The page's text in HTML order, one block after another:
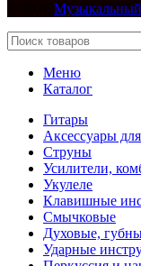
Меню
Каталог
Гитары
Аксессуары
Струны
Усилители,
Укулеле
Клавишные
Смычковые
Духовые,
Ударные